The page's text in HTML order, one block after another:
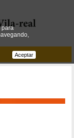
para
Aceptar